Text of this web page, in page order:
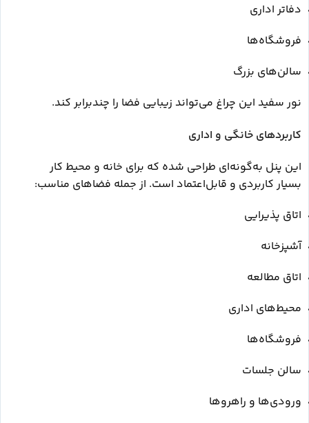
دفاتر اداری
فروشگاه‌ها
سالن‌های بزرگ
نور سفید این چراغ می‌تواند زیبایی فضا را چندبرابر کند.
کاربردهای خانگی و اداری
این پنل به‌گونه‌ای طراحی شده که برای خانه و محیط کار
بسیار کاربردی و قابل‌اعتماد است. از جمله فضاهای مناسب:
اتاق پذیرایی
آشپزخانه
اتاق مطالعه
محیط‌های اداری
فروشگاه‌ها
سالن جلسات
ورودی‌ها و راهروها